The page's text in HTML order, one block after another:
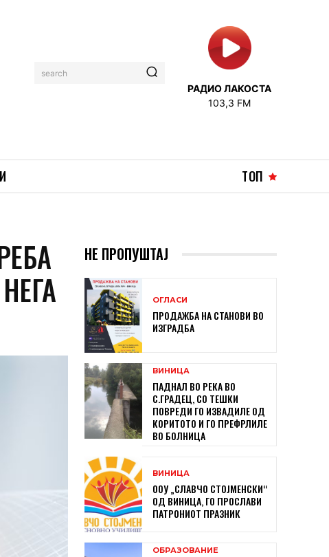
search
РАДИО ЛАКОСТА
103,3 FM
ТОП
НЕ ПРОПУШТАЈ
ОГЛАСИ
ПРОДАЖБА НА СТАНОВИ ВО
ИЗГРАДБА
ВИНИЦА
ПАДНАЛ ВО РЕКА ВО
С.ГРАДЕЦ, СО ТЕШКИ
ПОВРЕДИ ГО ИЗВАДИЛЕ ОД
КОРИТОТО И ГО ПРЕФРЛИЛЕ
ВО БОЛНИЦА
ВИНИЦА
ООУ „СЛАВЧО СТОЈМЕНСКИ“
ОД ВИНИЦА, ГО ПРОСЛАВИ
ПАТРОНИОТ ПРАЗНИК
ОБРАЗОВАНИЕ